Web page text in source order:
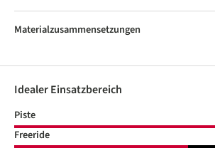
Materialzusammensetzungen
Idealer Einsatzbereich
Piste
Freeride